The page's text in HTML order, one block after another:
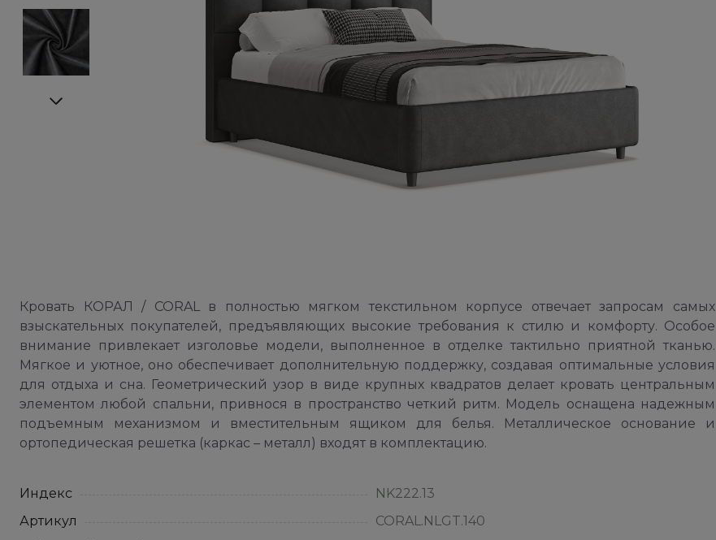
Кровать КОРАЛ / CORAL в полностью мягком текстильном корпусе отвечает запросам самых
взыскательных покупателей, предъявляющих высокие требования к стилю и комфорту. Особое
внимание привлекает изголовье модели, выполненное в отделке тактильно приятной тканью.
Мягкое и уютное, оно обеспечивает дополнительную поддержку, создавая оптимальные условия
для отдыха и сна. Геометрический узор в виде крупных квадратов делает кровать центральным
элементом любой спальни, привнося в пространство четкий ритм. Модель оснащена надежным
подъемным механизмом и вместительным ящиком для белья. Металлическое основание и
ортопедическая решетка (каркас – металл) входят в комплектацию.
Индекс
NK222.13
Артикул
CORAL.NLGT.140